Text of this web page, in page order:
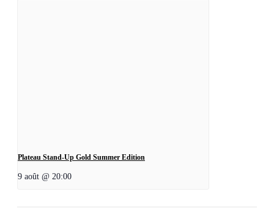
Plateau Stand-Up Gold Summer Edition
9 août @ 20:00